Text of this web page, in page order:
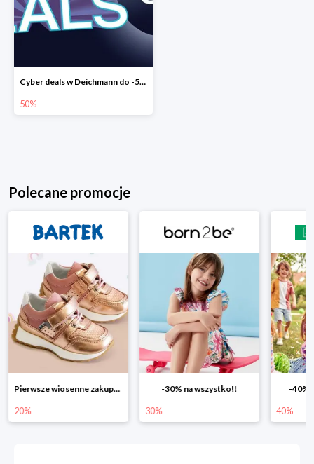
Cyber deals w Deichmann do -50%
50%
Polecane promocje
Pierwsze wiosenne zakupy -20%
20%
-30% na wszystko!!
30%
-40%
40%